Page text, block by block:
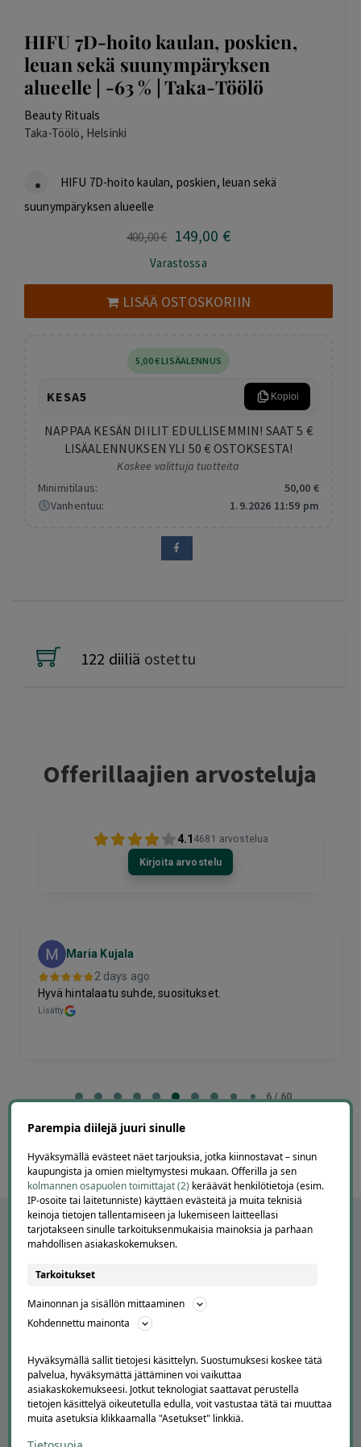
HIFU 7D-hoito kaulan, poskien,
leuan sekä suunympäryksen
alueelle | -63 % | Taka-Töölö
Beauty Rituals
Taka-Töölö, Helsinki
HIFU 7D-hoito kaulan, poskien, leuan sekä
suunympäryksen alueelle
400,00€ Alkuperäinen
oli:
400,00 €.
149,00 €Nykyinen
149,00 €.
Varastossa
LISÄÄ OSTOSKORIIN
5,00€LISÄALENNUS
KESA5 Kopioi
NAPPAA KESÄN DIILIT EDULLISEMMIN! SAAT 5 €
LISÄALENNUKSEN YLI 50 € OSTOKSESTA!
Koskee valittuja tuotteita
Minimitilaus:
50,00 €
Vanhentuu:
1.9.2026 11:59 pm
122 diiliä ostettu
Offerillaajien arvosteluja
4.1 4681 arvostelua
Kirjoita arvostelu
Maria Kujala
2 days ago
Hyvä hintalaatu suhde, suositukset.
Lisätty
6 / 60
APUA JA NEUVOJA
Peruuta tilaus
Asiakaspalvelu
Parempia diilejä juuri sinulle
Hyväksymällä evästeet näet tarjouksia, jotka kiinnostavat – sinun
kaupungista ja omien mieltymystesi mukaan. Offerilla ja sen
kolmannen osapuolen toimittajat (2) keräävät henkilötietoja (esim.
IP-osoite tai laitetunniste) käyttäen evästeitä ja muita teknisiä
keinoja tietojen tallentamiseen ja lukemiseen laitteellasi
tarjotakseen sinulle tarkoituksenmukaisia mainoksia ja parhaan
mahdollisen asiakaskokemuksen.
Tarkoitukset
Mainonnan ja sisällön mittaaminen
Kohdennettu mainonta
Hyväksymällä sallit tietojesi käsittelyn. Suostumuksesi koskee tätä
palvelua, hyväksymättä jättäminen voi vaikuttaa
asiakaskokemukseesi. Jotkut teknologiat saattavat perustella
tietojen käsittelyä oikeutetulla edulla, voit vastustaa tätä tai muuttaa
muita asetuksia klikkaamalla "Asetukset" linkkiä.